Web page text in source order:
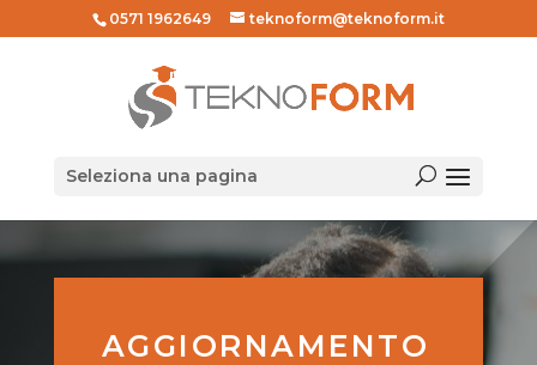
0571 1962649 teknoform@teknoform.it
Seleziona una pagina
AGGIORNAMENTO